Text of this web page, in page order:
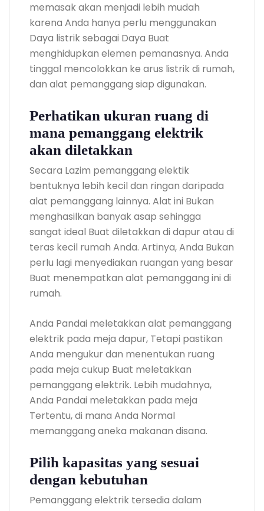
memasak akan menjadi lebih mudah
karena Anda hanya perlu menggunakan
Daya listrik sebagai Daya Buat
menghidupkan elemen pemanasnya. Anda
tinggal mencolokkan ke arus listrik di rumah,
dan alat pemanggang siap digunakan.
Perhatikan ukuran ruang di
mana pemanggang elektrik
akan diletakkan
Secara Lazim pemanggang elektik
bentuknya lebih kecil dan ringan daripada
alat pemanggang lainnya. Alat ini Bukan
menghasilkan banyak asap sehingga
sangat ideal Buat diletakkan di dapur atau di
teras kecil rumah Anda. Artinya, Anda Bukan
perlu lagi menyediakan ruangan yang besar
Buat menempatkan alat pemanggang ini di
rumah.
Anda Pandai meletakkan alat pemanggang
elektrik pada meja dapur, Tetapi pastikan
Anda mengukur dan menentukan ruang
pada meja cukup Buat meletakkan
pemanggang elektrik. Lebih mudahnya,
Anda Pandai meletakkan pada meja
Tertentu, di mana Anda Normal
memanggang aneka makanan disana.
Pilih kapasitas yang sesuai
dengan kebutuhan
Pemanggang elektrik tersedia dalam